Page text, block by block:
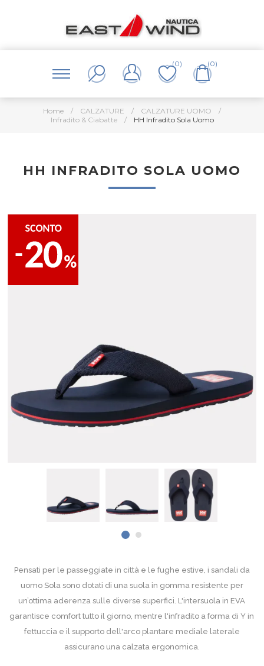
(0) (0)
Home / CALZATURE / CALZATURE UOMO
/
Infradito & Ciabatte
/ HH Infradito Sola Uomo
HH INFRADITO SOLA UOMO
Pensati per le passeggiate in città e le fughe estive, i sandali da
uomo Sola sono dotati di una suola in gomma resistente per
un’ottima aderenza sulle diverse superfici. L'intersuola in EVA
garantisce comfort tutto il giorno, mentre l'infradito a forma di Y in
fettuccia e il supporto dell'arco plantare mediale laterale
assicurano una calzata ergonomica.